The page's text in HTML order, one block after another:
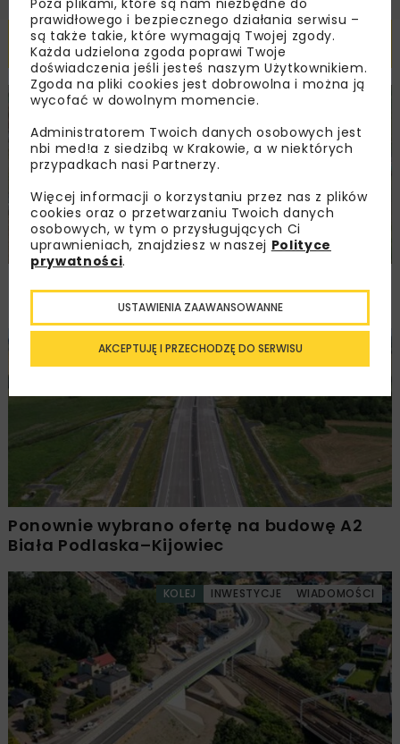
Powiązane artykuły
DROGI INWESTYCJE
Przetarg obejmuje pięć węzłów
DROGI INWESTYCJE WIADOMOŚCI
Ponownie wybrano ofertę na budowę A2
Biała Podlaska–Kijowiec
KOLEJ INWESTYCJE WIADOMOŚCI
Poza plikami, które są nam niezbędne do
prawidłowego i bezpiecznego działania serwisu –
są także takie, które wymagają Twojej zgody.
Każda udzielona zgoda poprawi Twoje
doświadczenia jeśli jesteś naszym Użytkownikiem.
Zgoda na pliki cookies jest dobrowolna i można ją
wycofać w dowolnym momencie.
Administratorem Twoich danych osobowych jest
nbi med!a z siedzibą w Krakowie, a w niektórych
przypadkach nasi Partnerzy.
Więcej informacji o korzystaniu przez nas z plików
cookies oraz o przetwarzaniu Twoich danych
osobowych, w tym o przysługujących Ci
uprawnieniach, znajdziesz w naszej Polityce
prywatności.
AKCEPTUJĘ I PRZECHODZĘ DO SERWISU
USTAWIENIA ZAAWANSOWANNE